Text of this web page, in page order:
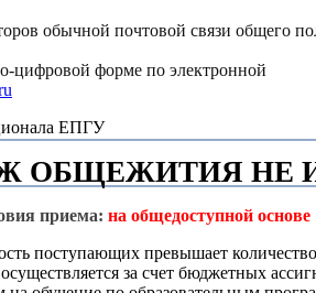
обычной почтовой связи общего
цифровой форме по электронной
ЕПГУ
ОБЩЕЖИТИЯ НЕ
приема: на общедоступной основе
поступающих превышает
за счет бюджетных